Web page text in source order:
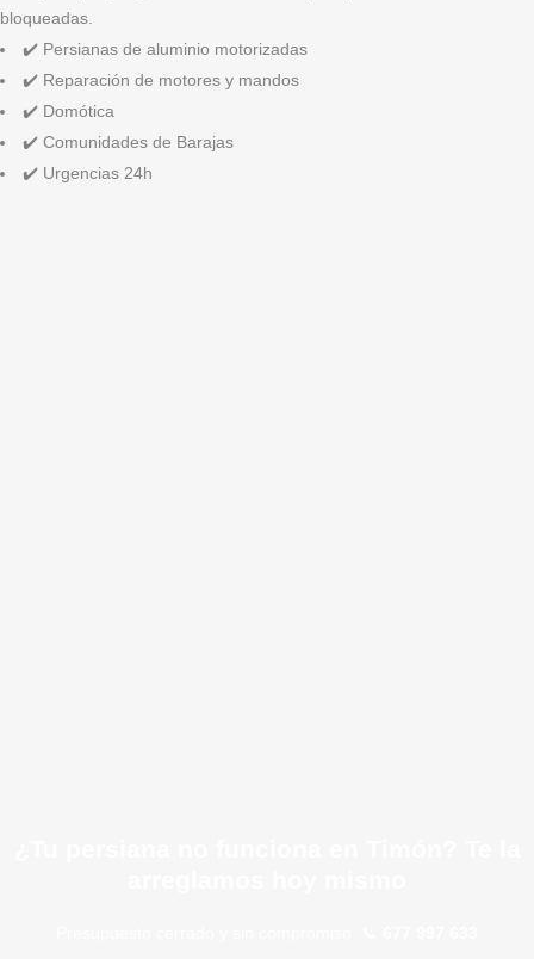
bloqueadas.
✔️ Persianas de aluminio motorizadas
✔️ Reparación de motores y mandos
✔️ Domótica
✔️ Comunidades de Barajas
✔️ Urgencias 24h